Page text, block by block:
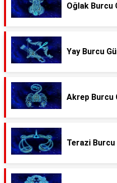
Oğlak Burcu
Yay Burcu
Akrep Burcu
Terazi Burcu